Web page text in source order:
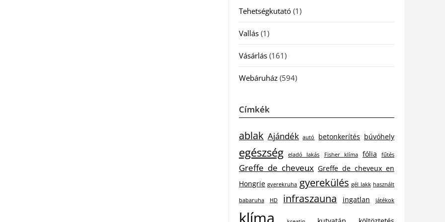
Tehetségkutató(1)
Vallás(1)
Vásárlás(161)
Webáruház(594)
Címkék
ablak Ajándék autó betonkerítés búvóhely
egészség eladó lakás Fisher klíma fólia fűtés
Greffe de cheveux Greffe de cheveux en
Hongrie gyerekruha gyerekülés gél lakk használt
babaruha HD infraszauna ingatlan játékok
klíma